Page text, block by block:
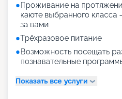
●Проживание на
каюте выбранного класса
за вами
●Трёхразовое питание
●Возможность посещать
познавательные
Показать все услуги